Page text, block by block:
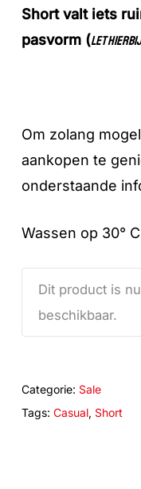
Short valt iets
pasvorm (let hierbij
Om zolang
aankopen te
onderstaande
Wassen op 30°
Dit product is
beschikbaar.
Categorie: Sale
Tags: Casual, Short